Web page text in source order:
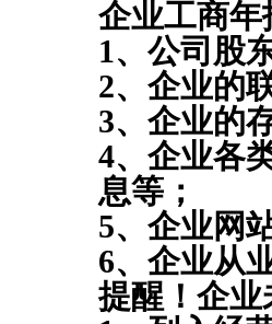
恭喜杭州**网络科技公司核名成功
恭喜黄总签约公司注册
恭喜**米餐饮成功代账
恭喜杭州**文化传媒有限合规成功
恭喜杭州**网络科技高新申报成功
恭喜张总核名成功
恭喜杭州科*科技代账2年
企业工商
1、公司股
2、企业的
3、企业的
4、企业各
息等；
5、企业网
6、企业从
提醒！企